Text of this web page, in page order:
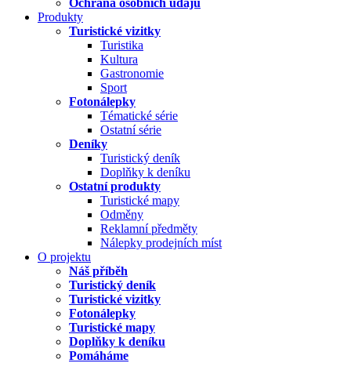
Ochrana osobních údajů
Produkty
Turistické vizitky
Turistika
Kultura
Gastronomie
Sport
Fotonálepky
Tématické série
Ostatní série
Deníky
Turistický deník
Doplňky k deníku
Ostatní produkty
Turistické mapy
Odměny
Reklamní předměty
Nálepky prodejních míst
O projektu
Náš příběh
Turistický deník
Turistické vizitky
Fotonálepky
Turistické mapy
Doplňky k deníku
Pomáháme